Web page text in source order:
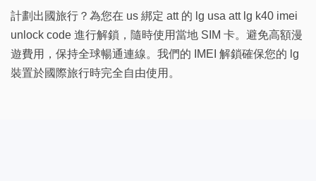
計劃出國旅行？為您在 us 綁定 att 的 lg usa att lg k40 imei
unlock code 進行解鎖，隨時使用當地 SIM 卡。避免高額漫
遊費用，保持全球暢通連線。我們的 IMEI 解鎖確保您的 lg
裝置於國際旅行時完全自由使用。